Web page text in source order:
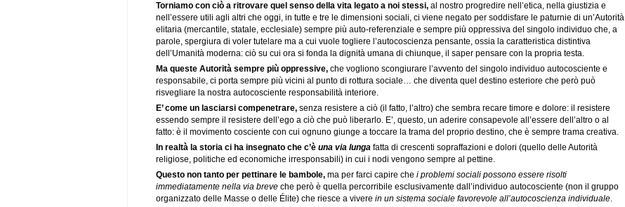
Torniamo con ciò a ritrovare quel senso della vita legato a noi stessi, al nostro progredire nell’etica, nella giustizia e
nell’essere utili agli altri che oggi, in tutte e tre le dimensioni sociali, ci viene negato per soddisfare le paturnie di un’Autorità
elitaria (mercantile, statale, ecclesiale) sempre più auto-referenziale e sempre più oppressiva del singolo individuo che, a
parole, spergiura di voler tutelare ma a cui vuole togliere l’autocoscienza pensante, ossia la caratteristica distintiva
dell’Umanità moderna: ciò su cui ora si fonda la dignità umana di chiunque, il saper pensare con la propria testa.
Ma queste Autorità sempre più oppressive, che vogliono scongiurare l’avvento del singolo individuo autocosciente e
responsabile, ci porta sempre più vicini al punto di rottura sociale… che diventa quel destino esteriore che però può
risvegliare la nostra autocosciente responsabilità interiore.
E’ come un lasciarsi compenetrare, senza resistere a ciò (il fatto, l’altro) che sembra recare timore e dolore: il resistere
essendo sempre il resistere dell’ego a ciò che può liberarlo. E’, questo, un aderire consapevole all’essere dell’altro o al
fatto: è il movimento cosciente con cui ognuno giunge a toccare la trama del proprio destino, che è sempre trama creativa.
In realtà la storia ci ha insegnato che c’è una via lunga fatta di crescenti sopraffazioni e dolori (quello delle Autorità
religiose, politiche ed economiche irresponsabili) in cui i nodi vengono sempre al pettine.
Questo non tanto per pettinare le bambole, ma per farci capire che i problemi sociali possono essere risolti
immediatamente nella via breve che però è quella percorribile esclusivamente dall’individuo autocosciente (non il gruppo
organizzato delle Masse o delle Élite) che riesce a vivere in un sistema sociale favorevole all’autocoscienza individuale.